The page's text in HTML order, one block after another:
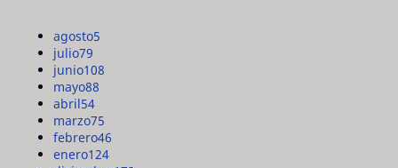
agosto5
julio79
junio108
mayo88
abril54
marzo75
febrero46
enero124